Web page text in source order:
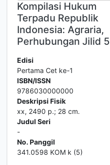
Kompilasi Hukum
Terpadu Republik
Indonesia: Agraria,
Perhubungan Jilid 5
Edisi
Pertama Cet ke-1
ISBN/ISSN
9786030000000
Deskripsi Fisik
xx, 2490 p.; 28 cm.
Judul Seri
-
No. Panggil
341.0598 KOM k (5)